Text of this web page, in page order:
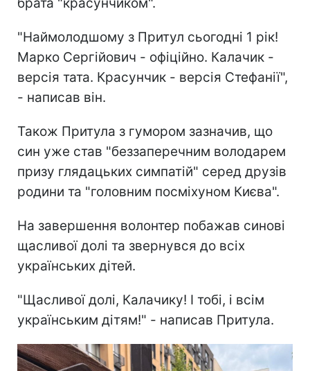
"Наймолодшому з Притул сьогодні 1 рік!
Марко Сергійович - офіційно. Калачик -
версія тата. Красунчик - версія Стефанії",
- написав він.
Також Притула з гумором зазначив, що
син уже став "беззаперечним володарем
призу глядацьких симпатій" серед друзів
родини та "головним посміхуном Києва".
На завершення волонтер побажав синові
щасливої долі та звернувся до всіх
українських дітей.
"Щасливої долі, Калачику! І тобі, і всім
українським дітям!" - написав Притула.